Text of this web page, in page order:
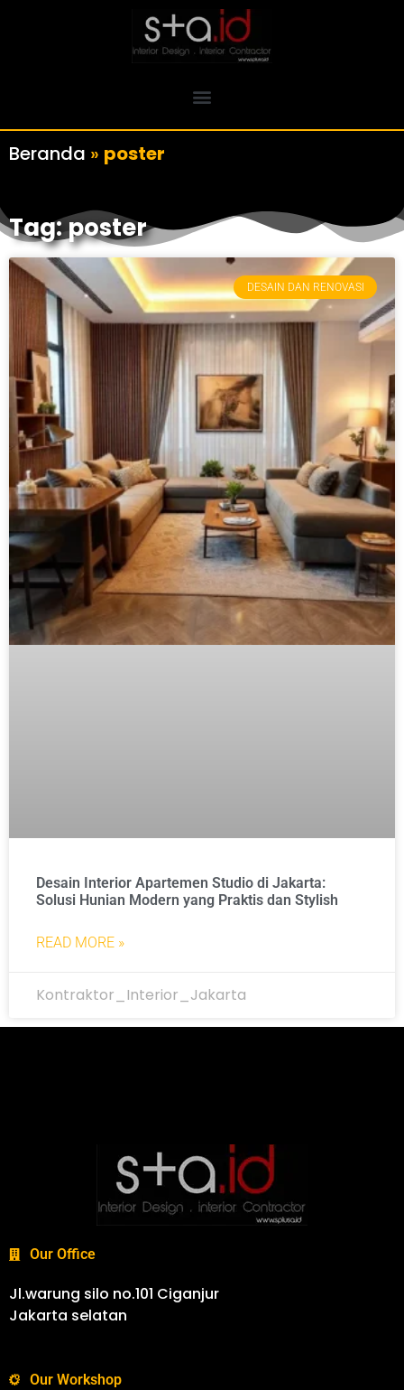
Beranda » poster
Tag: poster
DESAIN DAN RENOVASI
Desain Interior Apartemen Studio di Jakarta:
Solusi Hunian Modern yang Praktis dan Stylish
READ MORE »
Kontraktor_Interior_Jakarta
Our Office
Jl.warung silo no.101 Ciganjur
Jakarta selatan
Our Workshop